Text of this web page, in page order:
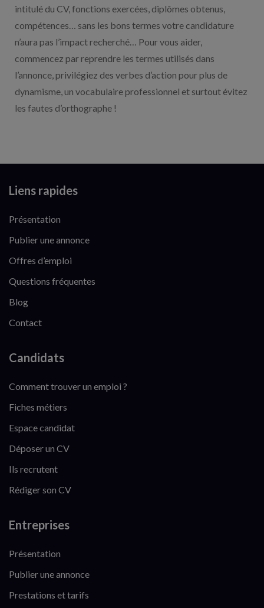
intitulé du CV, fonctions exercées, diplômes obtenus,
compétences… sans les bons termes votre candidature
n’aura pas l’impact recherché… Pour vous aider,
commencez par reprendre les termes utilisés dans
l’annonce, privilégiez des verbes d’action pour plus de
dynamisme, un vocabulaire professionnel et surtout évitez
les fautes d’orthographe !
Liens rapides
Présentation
Publier une annonce
Offres d’emploi
Questions fréquentes
Blog
Contact
Candidats
Comment trouver un emploi ?
Fiches métiers
Espace candidat
Déposer un CV
Ils recrutent
Rédiger son CV
Entreprises
Présentation
Publier une annonce
Prestations et tarifs